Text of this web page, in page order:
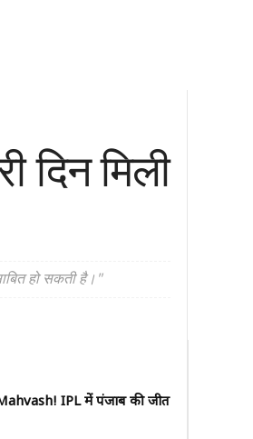
मिली
हो सकती है।"
IPL में पंजाब की जीत